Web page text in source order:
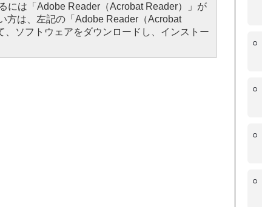
には「Adobe Reader（Acrobat Reader）」が
方は、左記の「Adobe Reader（Acrobat
ソフトウェアをダウンロードし、インストー